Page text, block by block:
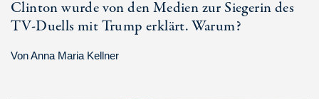
Clinton wurde von den Medien zur Siegerin des
TV-Duells mit Trump erklärt. Warum?
VonAnna Maria Kellner